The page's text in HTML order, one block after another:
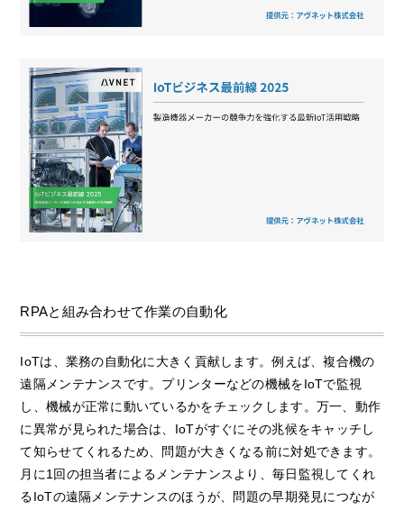
RPAと組み合わせて作業の自動化
IoTは、業務の自動化に大きく貢献します。例えば、複合機の
遠隔メンテナンスです。プリンターなどの機械をIoTで監視
し、機械が正常に動いているかをチェックします。万一、動作
に異常が見られた場合は、IoTがすぐにその兆候をキャッチし
て知らせてくれるため、問題が大きくなる前に対処できます。
月に1回の担当者によるメンテナンスより、毎日監視してくれ
るIoTの遠隔メンテナンスのほうが、問題の早期発見につなが